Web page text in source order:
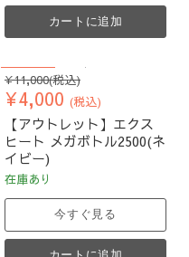
カートに追加
元
の
価
格
¥11,000(税込)
現
在
の
価
格
¥4,000 (税込)
【アウトレット】エクス
ヒート メガボトル2500(ネ
イビー)
在庫あり
今すぐ見る